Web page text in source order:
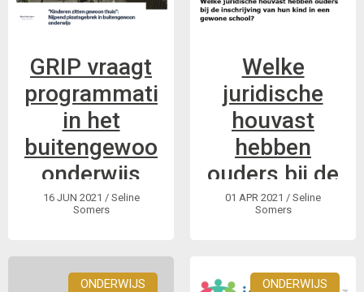
weten staat GRIP
dit artikel dan met
betrekking tot
buitengewoon
onderwijs?
GRIP vraagt
programmatiestop
in het
buitengewoon
onderwijs
16 JUN 2021 / Seline
Somers
Welke
juridische
houvast
hebben
ouders bij de
inschrijving?
01 APR 2021 / Seline
Somers
ONDERWIJS ONDERWIJS